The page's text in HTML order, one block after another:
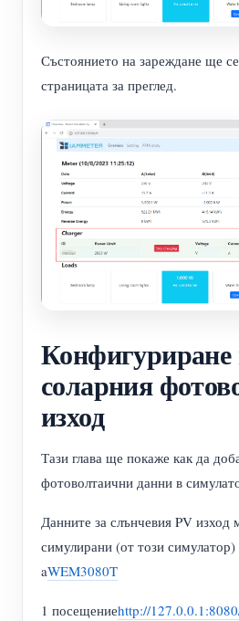
Състоянието на зареждане ще
страницата за преглед.
Конфигуриране
соларния
изход
Тази глава ще покаже как да
фотоволтаични данни в
Данните за слънчевия PV изход
симулирани (от този
aWEM3080T
1 посещениеhttp://